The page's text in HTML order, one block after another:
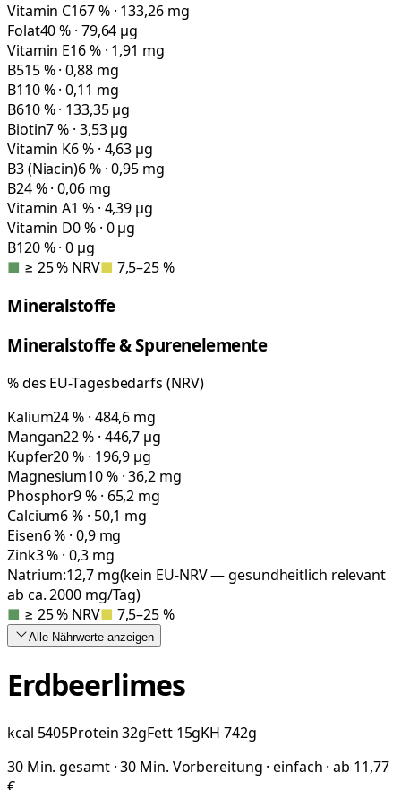
Vitamin C167 % · 133,26 mg
Folat40 % · 79,64 µg
Vitamin E16 % · 1,91 mg
B515 % · 0,88 mg
B110 % · 0,11 mg
B610 % · 133,35 µg
Biotin7 % · 3,53 µg
Vitamin K6 % · 4,63 µg
B3 (Niacin)6 % · 0,95 mg
B24 % · 0,06 mg
Vitamin A1 % · 4,39 µg
Vitamin D0 % · 0 µg
B120 % · 0 µg
■ ≥ 25 % NRV■ 7,5–25 %
Mineralstoffe
Mineralstoffe & Spurenelemente
% des EU-Tagesbedarfs (NRV)
Kalium24 % · 484,6 mg
Mangan22 % · 446,7 µg
Kupfer20 % · 196,9 µg
Magnesium10 % · 36,2 mg
Phosphor9 % · 65,2 mg
Calcium6 % · 50,1 mg
Eisen6 % · 0,9 mg
Zink3 % · 0,3 mg
Natrium:12,7mg(kein EU-NRV — gesundheitlich relevant
ab ca. 2000 mg/Tag)
■ ≥ 25 % NRV■ 7,5–25 %
Alle Nährwerte anzeigen
Erdbeerlimes
kcal 5405Protein32gFett 15gKH 742g
30 Min. gesamt · 30 Min. Vorbereitung · einfach · ab 11,77